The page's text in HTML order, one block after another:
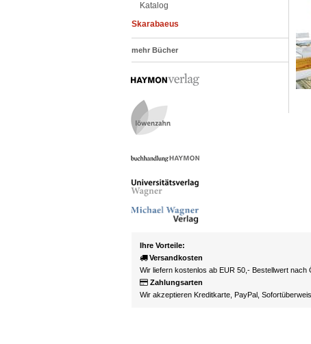
Katalog
Skarabaeus
mehr Bücher
Ihre Vorteile:
Versandkosten
Wir liefern kostenlos ab EUR 50,- Bestellwert nach
Zahlungsarten
Wir akzeptieren Kreditkarte, PayPal,